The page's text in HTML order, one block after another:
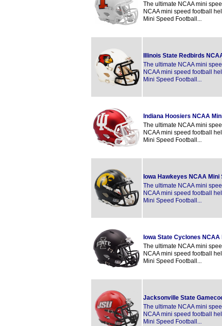
The ultimate NCAA mini
NCAA mini speed football
Mini Speed Football...
Illinois State Redbirds
The ultimate NCAA mini
NCAA mini speed football
Mini Speed Football...
Indiana Hoosiers NCAA
The ultimate NCAA mini
NCAA mini speed football
Mini Speed Football...
Iowa Hawkeyes NCAA Mini
The ultimate NCAA mini
NCAA mini speed football
Mini Speed Football...
Iowa State Cyclones
The ultimate NCAA mini
NCAA mini speed football
Mini Speed Football...
Jacksonville State
The ultimate NCAA mini
NCAA mini speed football
Mini Speed Football...